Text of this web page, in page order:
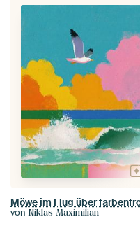
von Niklas Maximilian